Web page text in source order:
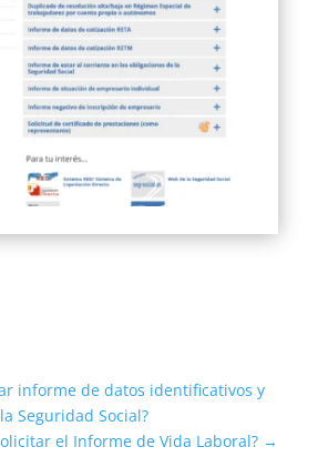
informe de datos identificativos y
Seguridad Social?
el Informe de Vida Laboral? →